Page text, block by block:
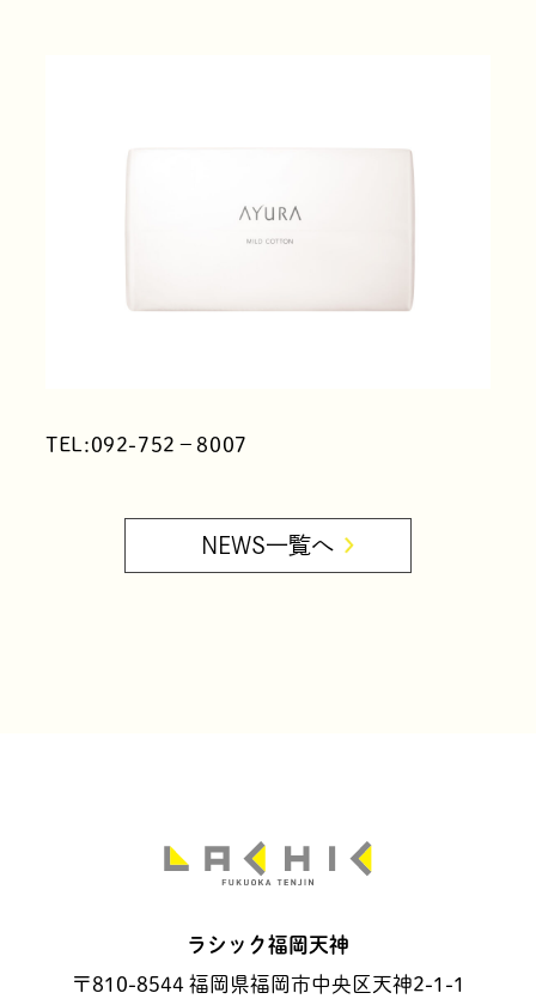
TEL:092-752－8007
NEWS一覧へ
ラシック福岡天神
〒810-8544 福岡県福岡市中央区天神2-1-1